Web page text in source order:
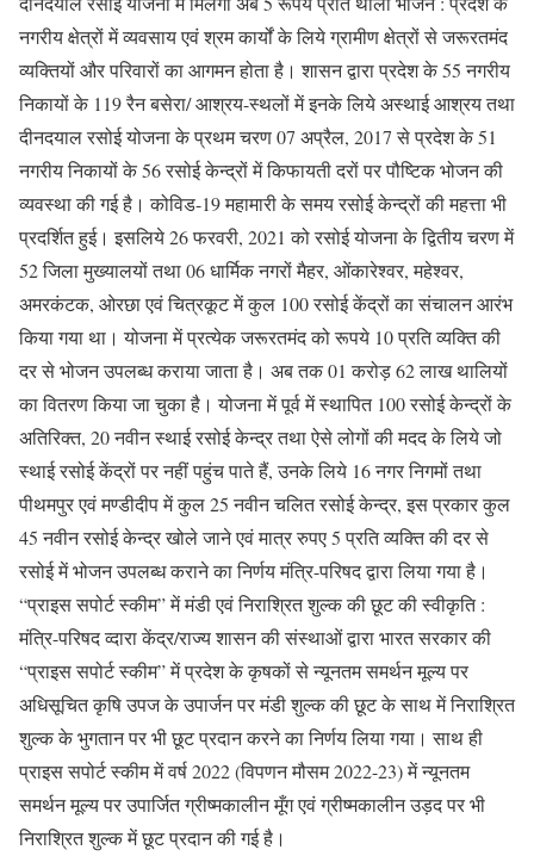
नगरीय क्षेत्रों में व्यवसाय एवं श्रम कार्यों के लिये ग्रामीण क्षेत्रों से जरूरतमंद
व्यक्तियों और परिवारों का आगमन होता है। शासन द्वारा प्रदेश के 55 नगरीय
निकायों के 119 रैन बसेरा/ आश्रय-स्थलों में इनके लिये अस्थाई आश्रय तथा
दीनदयाल रसोई योजना के प्रथम चरण 07 अप्रैल, 2017 से प्रदेश के 51
नगरीय निकायों के 56 रसोई केन्द्रों में किफायती दरों पर पौष्टिक भोजन की
व्यवस्था की गई है। कोविड-19 महामारी के समय रसोई केन्द्रों की महत्ता भी
प्रदर्शित हुई। इसलिये 26 फरवरी, 2021 को रसोई योजना के द्वितीय चरण में
52 जिला मुख्यालयों तथा 06 धार्मिक नगरों मैहर, ओंकारेश्वर, महेश्वर,
अमरकंटक, ओरछा एवं चित्रकूट में कुल 100 रसोई केंद्रों का संचालन आरंभ
किया गया था। योजना में प्रत्येक जरूरतमंद को रूपये 10 प्रति व्यक्ति की
दर से भोजन उपलब्ध कराया जाता है। अब तक 01 करोड़ 62 लाख थालियों
का वितरण किया जा चुका है। योजना में पूर्व में स्थापित 100 रसोई केन्द्रों के
अतिरिक्त, 20 नवीन स्थाई रसोई केन्द्र तथा ऐसे लोगों की मदद के लिये जो
स्थाई रसोई केंद्रों पर नहीं पहुंच पाते हैं, उनके लिये 16 नगर निगमों तथा
पीथमपुर एवं मण्डीदीप में कुल 25 नवीन चलित रसोई केन्द्र, इस प्रकार कुल
45 नवीन रसोई केन्द्र खोले जाने एवं मात्र रुपए 5 प्रति व्यक्ति की दर से
रसोई में भोजन उपलब्ध कराने का निर्णय मंत्रि-परिषद द्वारा लिया गया है।
“प्राइस सपोर्ट स्कीम” में मंडी एवं निराश्रित शुल्क की छूट की स्वीकृति :
मंत्रि-परिषद व्दारा केंद्र/राज्य शासन की संस्थाओं द्वारा भारत सरकार की
“प्राइस सपोर्ट स्कीम” में प्रदेश के कृषकों से न्यूनतम समर्थन मूल्य पर
अधिसूचित कृषि उपज के उपार्जन पर मंडी शुल्क की छूट के साथ में निराश्रित
शुल्क के भुगतान पर भी छूट प्रदान करने का निर्णय लिया गया। साथ ही
प्राइस सपोर्ट स्कीम में वर्ष 2022 (विपणन मौसम 2022-23) में न्यूनतम
समर्थन मूल्य पर उपार्जित ग्रीष्मकालीन मूँग एवं ग्रीष्मकालीन उड़द पर भी
निराश्रित शुल्क में छूट प्रदान की गई है।